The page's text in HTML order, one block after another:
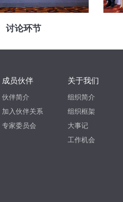
讨论环节
成员伙伴
伙伴简介
加入伙伴关系
专家委员会
关于我们
组织简介
组织框架
大事记
工作机会